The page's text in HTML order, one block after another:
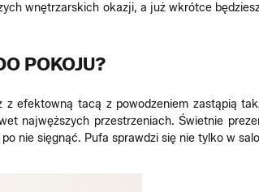
wnętrzarskich okazji, a już wkrótce
POKOJU?
z efektowną tacą z powodzeniem zastąpią
najwęższych przestrzeniach. Świetnie
nie sięgnąć. Pufa sprawdzi się nie tylko w